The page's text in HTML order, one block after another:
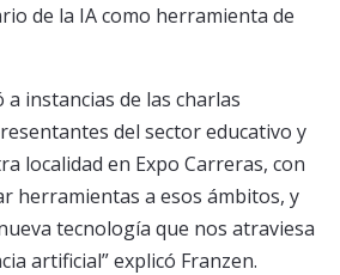
de la IA como herramienta de
instancias de las charlas
del sector educativo y
localidad en Expo Carreras, con
herramientas a esos ámbitos, y
tecnología que nos atraviesa
artificial” explicó Franzen.